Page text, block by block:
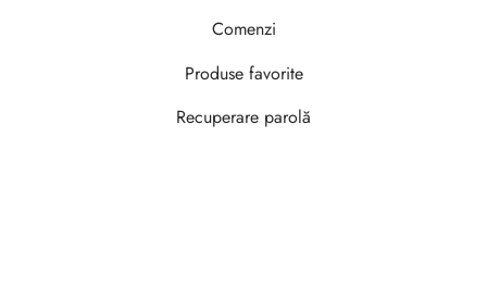
Comenzi
Produse favorite
Recuperare parolă